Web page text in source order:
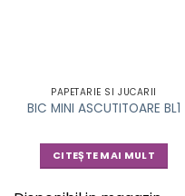
PAPETARIE SI JUCARII
BIC MINI ASCUTITOARE BL1
CITEȘTE MAI MULT